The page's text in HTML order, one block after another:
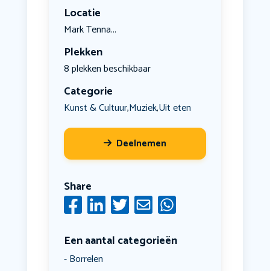
Locatie
Mark Tenna...
Plekken
8 plekken beschikbaar
Categorie
Kunst & Cultuur,Muziek,Uit eten
Deelnemen
Share
Een aantal categorieën
Borrelen